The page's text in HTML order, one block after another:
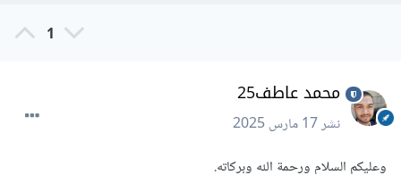
1
محمد عاطف25
نشر17 مارس 2025
وعليكم السلام ورحمة الله وبركاته.